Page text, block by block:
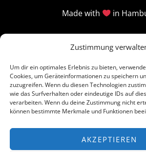
Zustimmung
Um dir ein optimales Erlebnis zu bieten,
Cookies, um Geräteinformationen zu speichern
zuzugreifen. Wenn du diesen Technologien
wie das Surfverhalten oder eindeutige IDs auf
verarbeiten. Wenn du deine Zustimmung nicht
können bestimmte Merkmale und Funktionen
AKZEPTIEREN
Made with in